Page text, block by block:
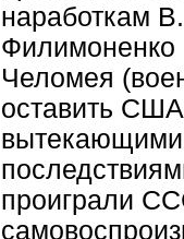
наработкам
Филимоненко
Челомея
оставить
вытекающими
проиграли